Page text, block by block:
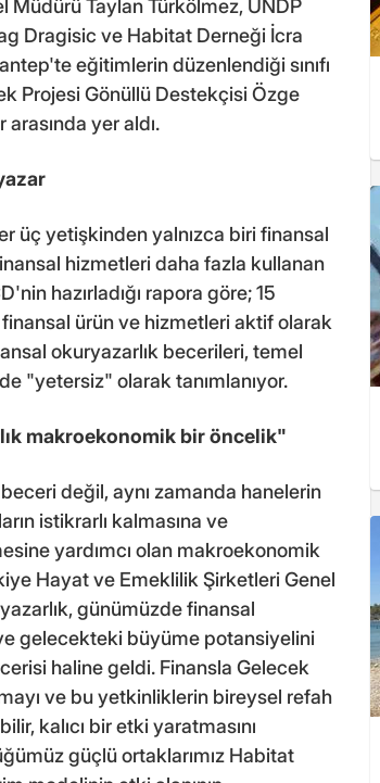
Müdürü Taylan Türkölmez, UNDP
Dragisic ve Habitat Derneği İcra
eğitimlerin düzenlendiği sınıfı
Projesi Gönüllü Destekçisi Özge
yer aldı.
üç yetişkinden yalnızca biri finansal
hizmetleri daha fazla kullanan
hazırladığı rapora göre; 15
ürün ve hizmetleri aktif olarak
okuryazarlık becerileri, temel
"yetersiz" olarak tanımlanıyor.
makroekonomik bir öncelik"
değil, aynı zamanda hanelerin
istikrarlı kalmasına ve
yardımcı olan makroekonomik
Hayat ve Emeklilik Şirketleri Genel
günümüzde finansal
gelecekteki büyüme potansiyelini
haline geldi. Finansla Gelecek
ve bu yetkinliklerin bireysel refah
kalıcı bir etki yaratmasını
güçlü ortaklarımız Habitat